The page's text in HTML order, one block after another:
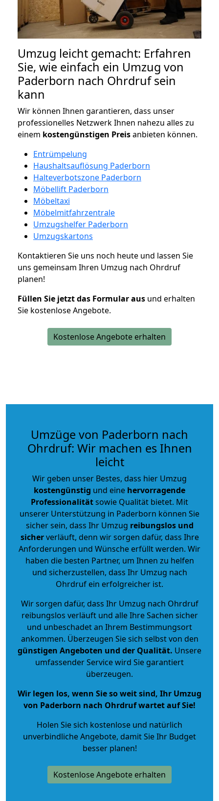
Umzug leicht gemacht: Erfahren
Sie, wie einfach ein Umzug von
Paderborn nach Ohrdruf sein
kann
Wir können Ihnen garantieren, dass unser
professionelles Netzwerk Ihnen nahezu alles zu
einem kostengünstigen Preisanbieten können.
Entrümpelung
Haushaltsauflösung Paderborn
Halteverbotszone Paderborn
Möbellift Paderborn
Möbeltaxi
Möbelmitfahrzentrale
Umzugshelfer Paderborn
Umzugskartons
Kontaktieren Sie uns noch heute und lassen Sie
uns gemeinsam Ihren Umzug nach Ohrdruf
planen!
Füllen Sie jetzt das Formular aus und erhalten
Sie kostenlose Angebote.
Kostenlose Angebote erhalten
Umzüge von Paderborn nach
Ohrdruf: Wir machen es Ihnen
leicht
Wir geben unser Bestes, dass hier Umzug
kostengünstig und eine hervorragende
Professionalitätsowie Qualität bietet. Mit
unserer Unterstützung in Paderborn können Sie
sicher sein, dass Ihr Umzug reibungslos und
sicherverläuft, denn wir sorgen dafür, dass Ihre
Anforderungen und Wünsche erfüllt werden. Wir
haben die besten Partner, um Ihnen zu helfen
und sicherzustellen, dass Ihr Umzug nach
Ohrdruf ein erfolgreicher ist.
Wir sorgen dafür, dass Ihr Umzug nach Ohrdruf
reibungslos verläuft und alle Ihre Sachen sicher
und unbeschadet an Ihrem Bestimmungsort
ankommen. Überzeugen Sie sich selbst von den
günstigen Angeboten und der Qualität. Unsere
umfassender Service wird Sie garantiert
überzeugen.
Wir legen los, wenn Sie so weit sind, Ihr Umzug
von Paderborn nach Ohrdruf wartet auf Sie!
Holen Sie sich kostenlose und natürlich
unverbindliche Angebote, damit Sie Ihr Budget
besser planen!
Kostenlose Angebote erhalten